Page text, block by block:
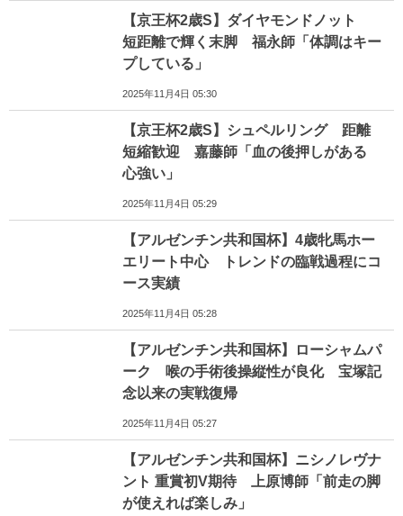
【京王杯2歳S】ダイヤモンドノット
短距離で輝く末脚 福永師「体調はキー
プしている」
2025年11月4日 05:30
【京王杯2歳S】シュペルリング 距離
短縮歓迎 嘉藤師「血の後押しがある
心強い」
2025年11月4日 05:29
【アルゼンチン共和国杯】4歳牝馬ホー
エリート中心 トレンドの臨戦過程にコ
ース実績
2025年11月4日 05:28
【アルゼンチン共和国杯】ローシャムパ
ーク 喉の手術後操縦性が良化 宝塚記
念以来の実戦復帰
2025年11月4日 05:27
【アルゼンチン共和国杯】ニシノレヴナ
ント 重賞初V期待 上原博師「前走の脚
が使えれば楽しみ」